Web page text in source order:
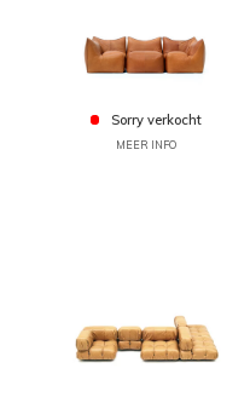
Sorry verkocht
MEER INFO